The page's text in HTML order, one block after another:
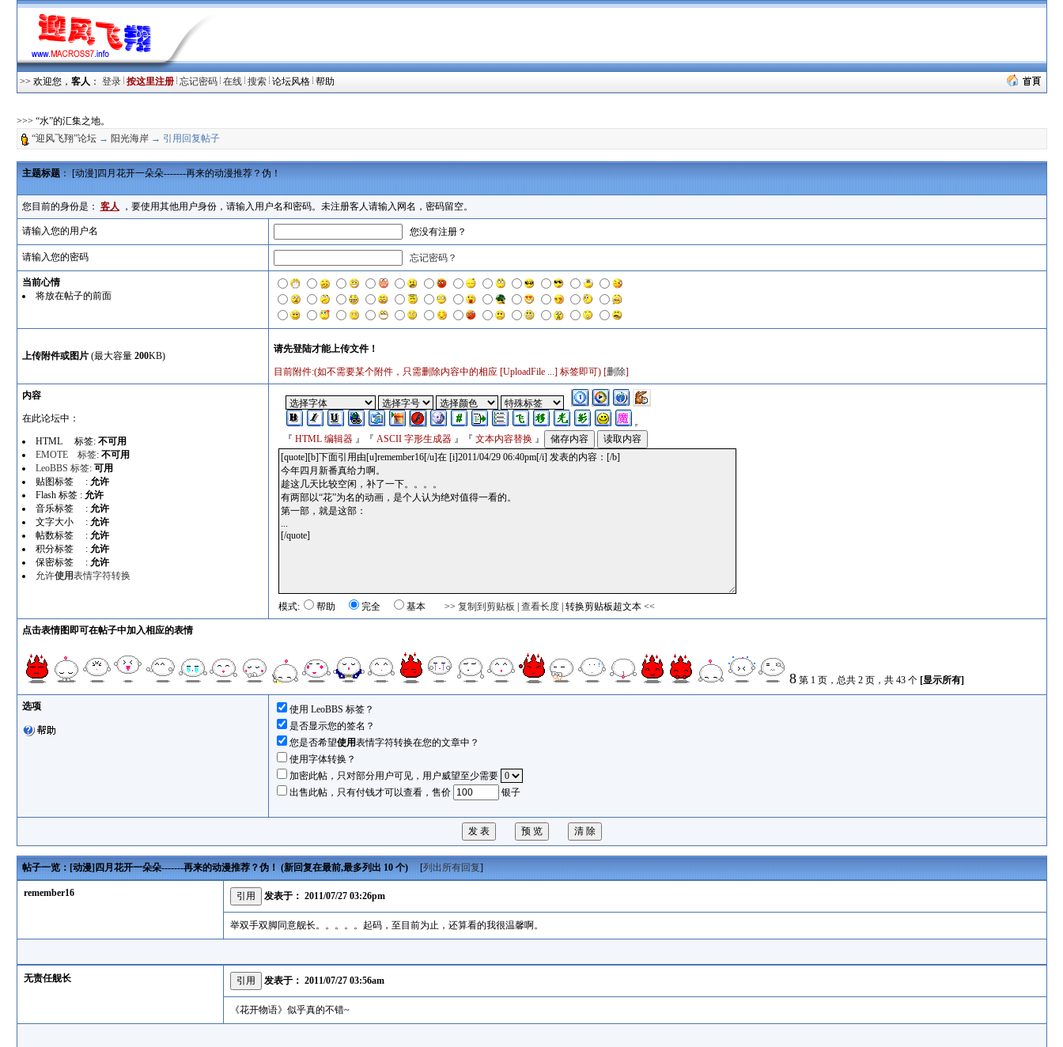
>> 欢迎您， 客人： 登录 按这里注册 忘记密码 在线 搜索 论坛风格 帮助
>>> “水”的汇集之地。
“迎风飞翔”论坛→ 阳光海岸→ 引用回复帖子
主题标题： [动漫]四月花开一朵朵-------再来的动漫推荐？伪！
您目前的身份是： 客人 ，要使用其他用户身份，请输入用户名和密码。未注册客人请输入网名，密码留空。
请输入您的用户名 您没有注册？
请输入您的密码 忘记密码？
当前心情
将放在帖子的前面
上传附件或图片(最大容量 200KB)
目前附件:(如不需要某个附件，只需删除内容中的相应 [UploadFile ...] 标签即可) [删除]
内容
在此论坛中：
HTML 标签: 不可用
EMOTE 标签: 不可用
LeoBBS 标签: 可用
贴图标签 : 允许
Flash 标签 : 允许
音乐标签 : 允许
文字大小 : 允许
帖数标签 : 允许
积分标签 : 允许
保密标签 : 允许
允许使用表情字符转换
『 HTML 编辑器』『 ASCII 字形生成器』『 文本内容替换 』
模式: 帮助 完全 基本 >> 复制到剪贴板 查看长度| 转换剪贴板超文本<<
点击表情图即可在帖子中加入相应的表情
8第 1 页，总共 2 页，共 43 个 [显示所有]
选项
使用 LeoBBS 标签？
是否显示您的签名？
您是否希望使用表情字符转换在您的文章中？
使用字体转换？
加密此帖，只对部分用户可见，用户威望至少需要
出售此帖，只有付钱才可以查看，售价
银子
帖子一览：[动漫]四月花开一朵朵-------再来的动漫推荐？伪！ (新回复在最前,最多列出 10 个)[列出所有回复]
remember16 发表于： 2011/07/27 03:26pm
举双手双脚同意舰长。。。。。起码，至目前为止，还算看的我很温馨啊。
无责任舰长 发表于： 2011/07/27 03:56am
《花开物语》似乎真的不错~